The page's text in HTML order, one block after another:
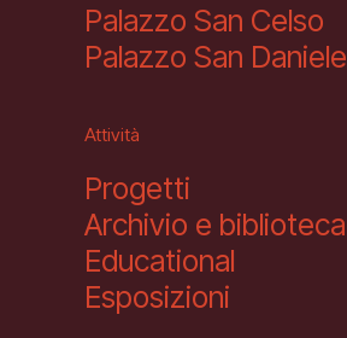
Palazzo San Celso
Palazzo San Daniele
Attività
Progetti
Archivio e biblioteca
Educational
Esposizioni